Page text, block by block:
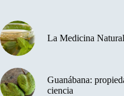
La Medicina
Guanábana:
ciencia